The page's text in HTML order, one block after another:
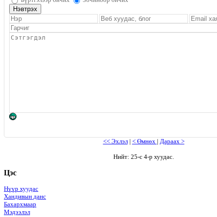
<< Эхлэл| < Өмнөх | Дараах >
Нийт: 25-с 4-р хуудас.
Цэс
Нүүр хуудас
Хандивын данс
Бахархмаар
Мэдээлэл